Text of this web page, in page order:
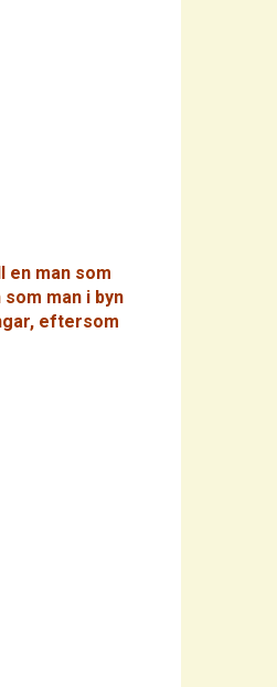
en man som
man i byn
eftersom